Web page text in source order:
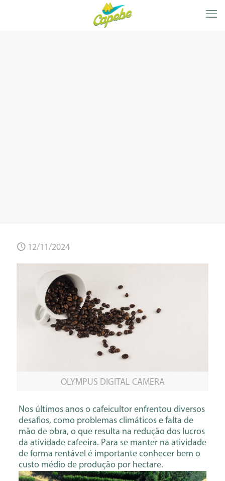
12/11/2024
OLYMPUS DIGITAL CAMERA
Nos últimos anos o cafeicultor enfrentou diversos
desafios, como problemas climáticos e falta de
mão de obra, o que resulta na redução dos lucros
da atividade cafeeira. Para se manter na atividade
de forma rentável é importante conhecer bem o
custo médio de produção por hectare.